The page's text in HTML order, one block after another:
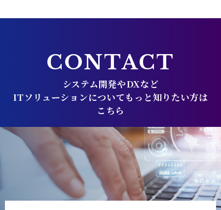
CONTACT
システム開発やDXなど
ITソリューションについてもっと知りたい方は
こちら